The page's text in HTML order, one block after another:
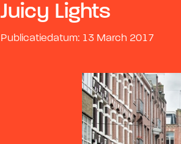
Juicy Lights
Publicatiedatum: 13 March 2017